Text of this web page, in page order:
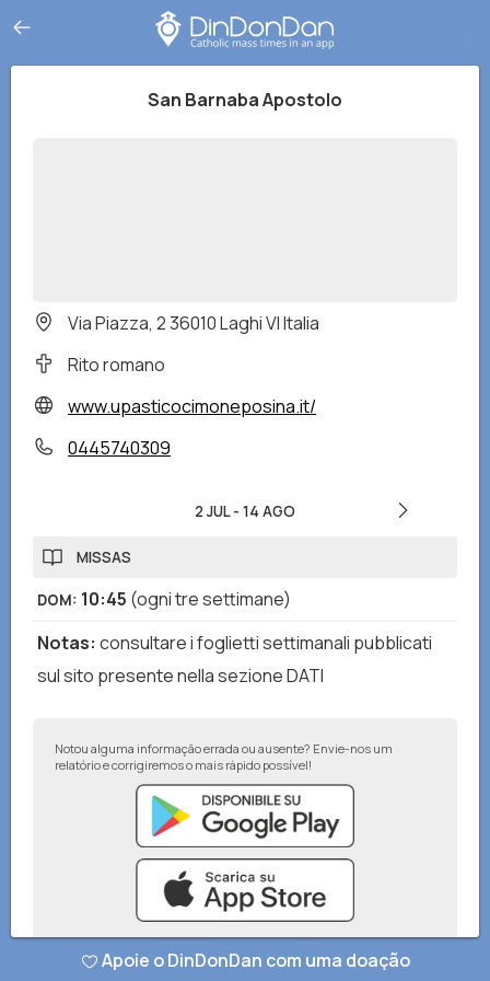
San Barnaba Apostolo
Via Piazza, 2 36010 Laghi VI Italia
Rito romano
www.upasticocimoneposina.it/
0445740309
2 JUL- 14 AGO
MISSAS
DOM: 10:45 (ogni tre settimane)
Notas: consultare i foglietti settimanali pubblicati
sul sito presente nella sezione DATI
Notou alguma informação errada ou ausente? Envie-nos um
relatório e corrigiremos o mais rápido possível!
Apoie o DinDonDan com uma doação